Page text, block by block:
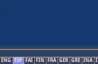
ENG ESP FAI FIN FRA GER GRE INA